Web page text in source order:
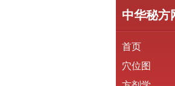
中华秘方
首页
穴位图